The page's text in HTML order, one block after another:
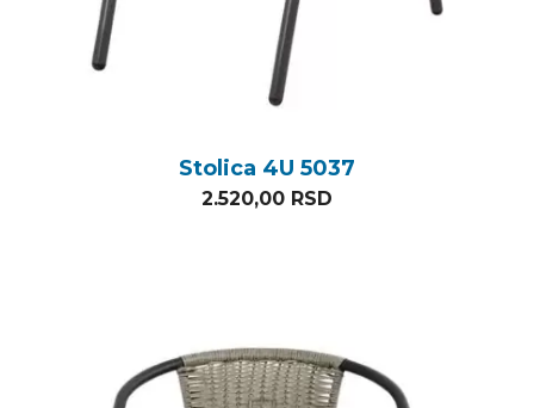
Stolica 4U 5037
2.520,00 RSD